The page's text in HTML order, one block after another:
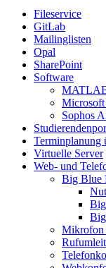
Fileservice
GitLab
Mailinglisten
Opal
SharePoint
Software
Sophos
Terminplanung
Virtuelle Server
Web- und
Big Blue
Mikrofon